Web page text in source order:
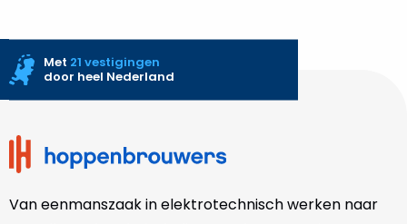
Site
footer
Met 21 vestigingen
door heel Nederland
Van eenmanszaak in elektrotechnisch werken naar